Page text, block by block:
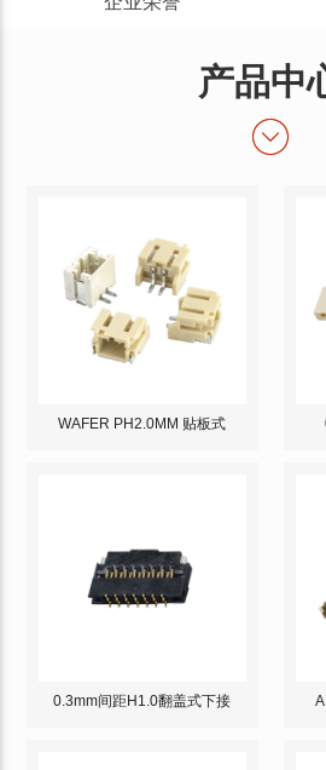
产品中
WAFER PH2.0MM 贴板式
0.3mm间距H1.0翻盖式下接